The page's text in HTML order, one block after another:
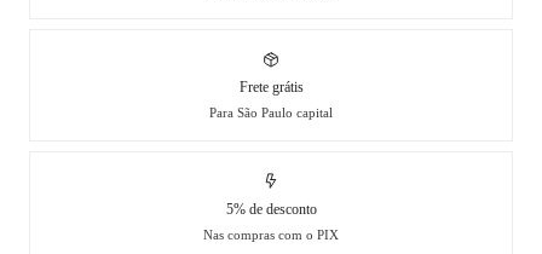
Frete grátis
Para São Paulo capital
5% de desconto
Nas compras com o PIX